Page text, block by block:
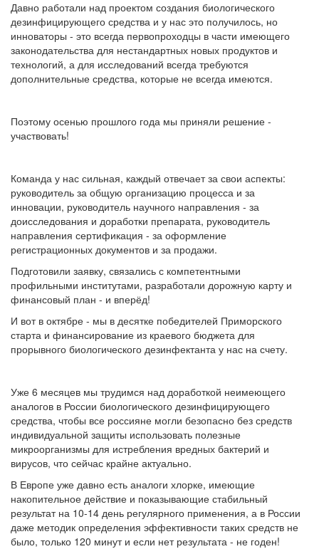
Давно работали над проектом создания биологического
дезинфицирующего средства и у нас это получилось, но
инноваторы - это всегда первопроходцы в части имеющего
законодательства для нестандартных новых продуктов и
технологий, а для исследований всегда требуются
дополнительные средства, которые не всегда имеются.
Поэтому осенью прошлого года мы приняли решение -
участвовать!
Команда у нас сильная, каждый отвечает за свои аспекты:
руководитель за общую организацию процесса и за
инновации, руководитель научного направления - за
доисследования и доработки препарата, руководитель
направления сертификация - за оформление
регистрационных документов и за продажи.
Подготовили заявку, связались с компетентными
профильными институтами, разработали дорожную карту и
финансовый план - и вперёд!
И вот в октябре - мы в десятке победителей Приморского
старта и финансирование из краевого бюджета для
прорывного биологического дезинфектанта у нас на счету.
Уже 6 месяцев мы трудимся над доработкой неимеющего
аналогов в России биологического дезинфицирующего
средства, чтобы все россияне могли безопасно без средств
индивидуальной защиты использовать полезные
микроорганизмы для истребления вредных бактерий и
вирусов, что сейчас крайне актуально.
В Европе уже давно есть аналоги хлорке, имеющие
накопительное действие и показывающие стабильный
результат на 10-14 день регулярного применения, а в России
даже методик определения эффективности таких средств не
было, только 120 минут и если нет результата - не годен!